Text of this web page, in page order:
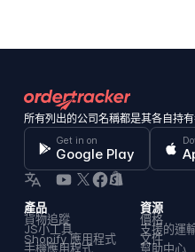
所有列出的公司名稱都是其各自持
Get in on
Google Play
產品
貨物追蹤
JS小工具
Shopify 應用程式
手機應用程式
資源
價格
支援的運
文件
幫助中心